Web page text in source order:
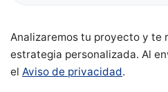
Analizaremos tu proyecto y te
estrategia personalizada. Al
el Aviso de privacidad.